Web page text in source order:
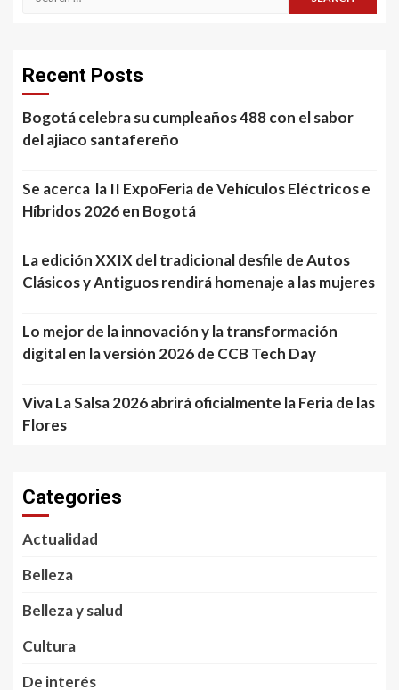
Recent Posts
Bogotá celebra su cumpleaños 488 con el sabor
del ajiaco santafereño
Se acerca la II ExpoFeria de Vehículos Eléctricos e
Híbridos 2026 en Bogotá
La edición XXIX del tradicional desfile de Autos
Clásicos y Antiguos rendirá homenaje a las mujeres
Lo mejor de la innovación y la transformación
digital en la versión 2026 de CCB Tech Day
Viva La Salsa 2026 abrirá oficialmente la Feria de las
Flores
Categories
Actualidad
Belleza
Belleza y salud
Cultura
De interés